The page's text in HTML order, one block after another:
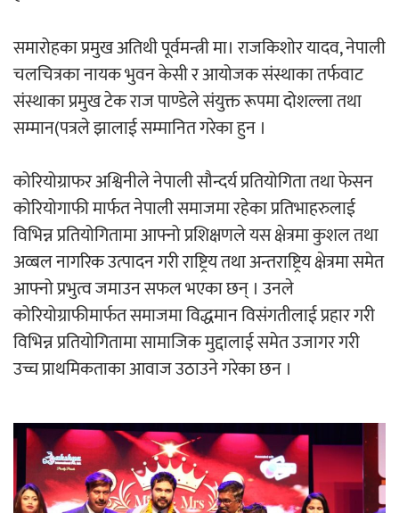
अर्जुन चन्द्रको ‘संवेदनाका प्रतिध्वनि’
मुक्तकसङ्ग्रह लोकार्पण
‘दुर्गा’ निर्माण गर्दै सम्राट
चलचित्र ‘माया भनेकै यस्तो होला’को शीर्ष गीत
सार्वजनिक
समारोहका प्रमुख अतिथी पूर्वमन्त्री मा। राजकिशोर यादव, नेपाली
चलचित्रका नायक भुवन केसी र आयोजक संस्थाका तर्फवाट
संस्थाका प्रमुख टेक राज पाण्डेले संयुक्त रूपमा दोशल्ला तथा
सम्मान(पत्रले झालाई सम्मानित गरेका हुन ।
कोरियोग्राफर अश्विनीले नेपाली सौन्दर्य प्रतियोगिता तथा फेसन
कोरियोगाफी मार्फत नेपाली समाजमा रहेका प्रतिभाहरुलाई
विभिन्न प्रतियोगितामा आफ्नो प्रशिक्षणले यस क्षेत्रमा कुशल तथा
अव्बल नागरिक उत्पादन गरी राष्ट्रिय तथा अन्तराष्ट्रिय क्षेत्रमा समेत
आफ्नो प्रभुत्व जमाउन सफल भएका छन् । उनले
कोरियोग्राफीमार्फत समाजमा विद्धमान विसंगतीलाई प्रहार गरी
विभिन्न प्रतियोगितामा सामाजिक मुद्दालाई समेत उजागर गरी
उच्च प्राथमिकताका आवाज उठाउने गरेका छन ।